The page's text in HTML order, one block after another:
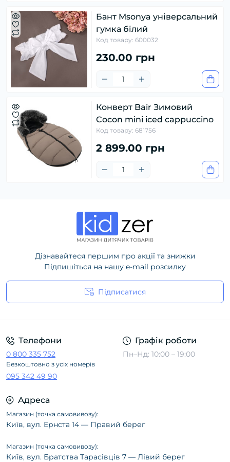
Бант Msonya універсальний
гумка білий
Код товару: 600032
230.00 грн
Конверт Bair Зимовий
Cocon mini iced cappuccino
Код товару: 681756
2 899.00 грн
Дізнавайтеся першим про акції та знижки
Підпишіться на нашу e-mail розсилку
Підписатися
Телефони
0 800 335 752
Безкоштовно з усіх номерів
095 342 49 90
Графік роботи
Пн–Нд: 10:00 – 19:00
Адреса
Магазин (точка самовивозу):
Київ, вул. Ернста 14 — Правий берег
Магазин (точка самовивозу):
Київ, вул. Братства Тарасівців 7 — Лівий берег